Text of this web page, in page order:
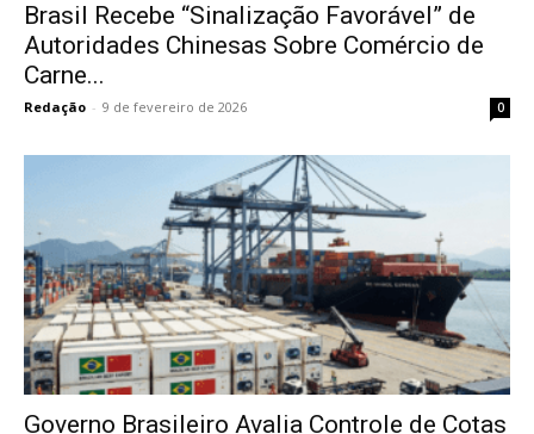
Brasil Recebe “Sinalização Favorável” de
Autoridades Chinesas Sobre Comércio de
Carne...
Redação - 9 de fevereiro de 2026 0
Governo Brasileiro Avalia Controle de Cotas